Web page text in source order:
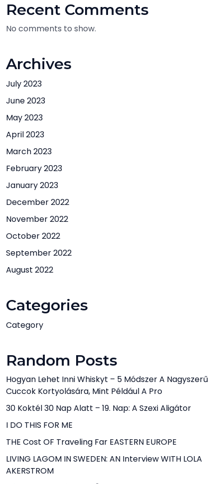
Recent Comments
No comments to show.
Archives
July 2023
June 2023
May 2023
April 2023
March 2023
February 2023
January 2023
December 2022
November 2022
October 2022
September 2022
August 2022
Categories
Category
Random Posts
Hogyan Lehet Inni Whiskyt – 5 Módszer A Nagyszerű
Cuccok Kortyolására, Mint Például A Pro
30 Koktél 30 Nap Alatt – 19. Nap: A Szexi Aligátor
I DO THIS FOR ME
THE Cost OF Traveling Far EASTERN EUROPE
LIVING LAGOM IN SWEDEN: AN Interview WITH LOLA
AKERSTROM